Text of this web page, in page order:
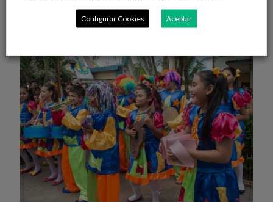
Leer máis
Configurar Cookies Aceptar